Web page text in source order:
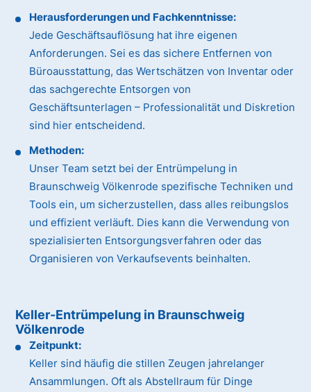
Herausforderungen und Fachkenntnisse:
Jede Geschäftsauflösung hat ihre eigenen
Anforderungen. Sei es das sichere Entfernen von
Büroausstattung, das Wertschätzen von Inventar oder
das sachgerechte Entsorgen von
Geschäftsunterlagen – Professionalität und Diskretion
sind hier entscheidend.
Methoden:
Unser Team setzt bei der Entrümpelung in
Braunschweig Völkenrode spezifische Techniken und
Tools ein, um sicherzustellen, dass alles reibungslos
und effizient verläuft. Dies kann die Verwendung von
spezialisierten Entsorgungsverfahren oder das
Organisieren von Verkaufsevents beinhalten.
Keller-Entrümpelung in Braunschweig
Völkenrode
Zeitpunkt:
Keller sind häufig die stillen Zeugen jahrelanger
Ansammlungen. Oft als Abstellraum für Dinge